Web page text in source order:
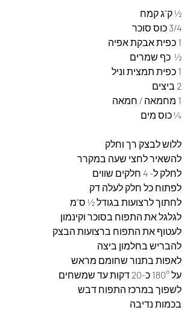
½ ק"ג קמח
3/4 כוס סוכר
1 כפית אבקת אפיה
½  כף שמרים
1 כפית תמצית וניל
2 ביצים
1 מחמאה / חמאה
¼ כוס מים
ללוש לבצק רך וחלק
להשאיר לחצי שעה במקרר
לחלק ל- 4 חלקים שווים
לפתוח כל חלק לעלה דק
לחתוך לרצועות בגודל ½ ס"מ
לגלגל את התפוח בסוכר וקינמון
לעטוף את התפוח ברצועות הבצק
להבריש בחלמון ביצה
לאפות בתנור שחומם מראש
על 180° כ-20 דקות עד שמשחים
לשפוך במרכז התפוח דבש
בכמות נדיבה